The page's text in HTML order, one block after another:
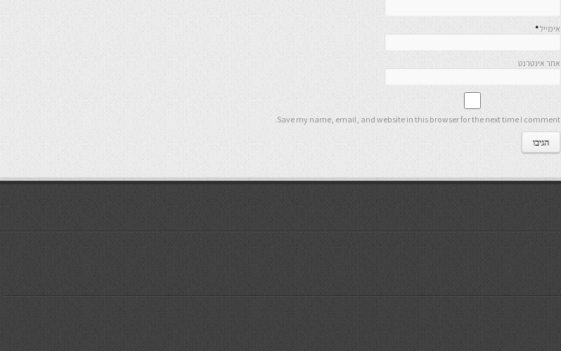
אימייל*
אתר אינטרנט
Save my name, email, and website in this browser for the next time I comment.